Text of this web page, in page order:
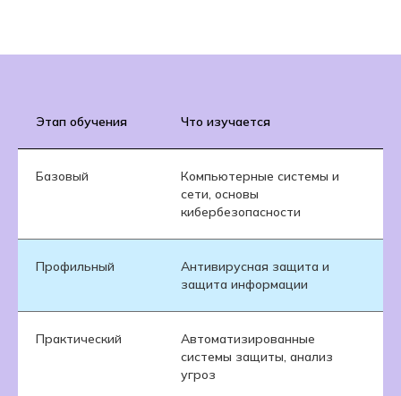
Этап обучения Что изучается
Базовый
Компьютерные системы и
сети, основы
кибербезопасности
Профильный
Антивирусная защита и
защита информации
Практический
Автоматизированные
системы защиты, анализ
угроз